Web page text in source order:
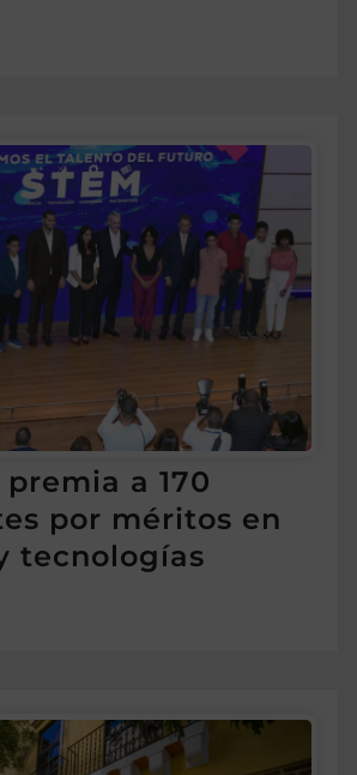
a 170
por méritos en
tecnologías